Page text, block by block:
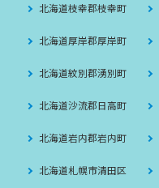
北海道枝幸郡枝幸町
北海道厚岸郡厚岸町
北海道紋別郡湧別町
北海道沙流郡日高町
北海道岩内郡岩内町
北海道札幌市清田区